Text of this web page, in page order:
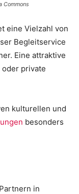
Commons
eine Vielzahl von
Begleitservice
Eine attraktive
oder private
kulturellen und
besonders
in